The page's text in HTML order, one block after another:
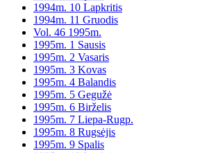
1994m. 10 Lapkritis
1994m. 11 Gruodis
Vol. 46 1995m.
1995m. 1 Sausis
1995m. 2 Vasaris
1995m. 3 Kovas
1995m. 4 Balandis
1995m. 5 Gegužė
1995m. 6 Birželis
1995m. 7 Liepa-Rugp.
1995m. 8 Rugsėjis
1995m. 9 Spalis